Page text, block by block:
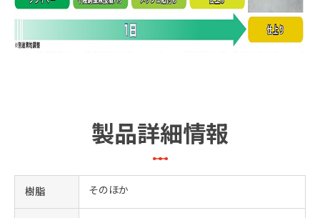
製品詳細情報
樹脂 そのほか